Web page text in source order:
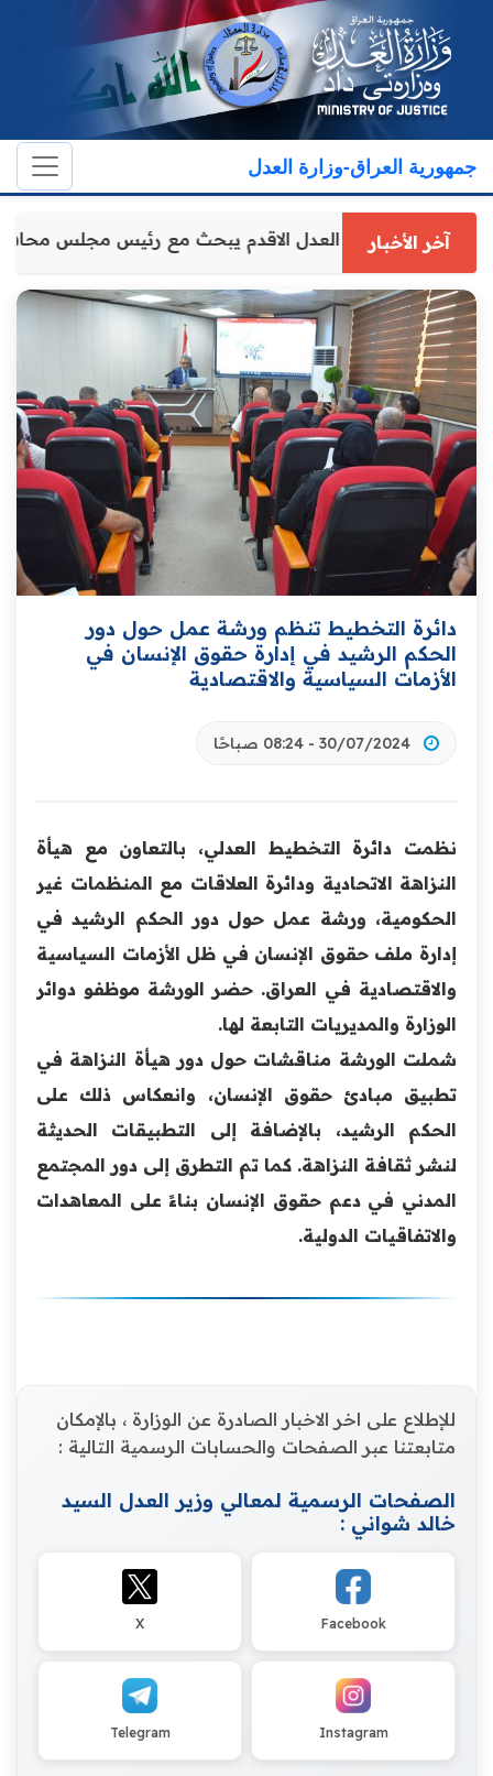
جمهورية العراق-وزارة العدل
آخر الأخباروكيل وزارة العدل الاقدم يبحث مع رئيس مجلس
دائرة التخطيط تنظم ورشة عمل حول دور
الحكم الرشيد في إدارة حقوق الإنسان في
الأزمات السياسية والاقتصادية
30/07/2024 - 08:24 صباحًا
نظمت دائرة التخطيط العدلي، بالتعاون مع هيأة
النزاهة الاتحادية ودائرة العلاقات مع المنظمات غير
الحكومية، ورشة عمل حول دور الحكم الرشيد في
إدارة ملف حقوق الإنسان في ظل الأزمات السياسية
والاقتصادية في العراق. حضر الورشة موظفو دوائر
الوزارة والمديريات التابعة لها.
شملت الورشة مناقشات حول دور هيأة النزاهة في
تطبيق مبادئ حقوق الإنسان، وانعكاس ذلك على
الحكم الرشيد، بالإضافة إلى التطبيقات الحديثة
لنشر ثقافة النزاهة. كما تم التطرق إلى دور المجتمع
المدني في دعم حقوق الإنسان بناءً على المعاهدات
والاتفاقيات الدولية.
للإطلاع على اخر الاخبار الصادرة عن الوزارة ، بالإمكان
متابعتنا عبر الصفحات والحسابات الرسمية التالية :
الصفحات الرسمية لمعالي وزير العدل السيد
خالد شواني :
Facebook
X
Instagram
Telegram